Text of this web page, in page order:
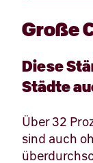
Große
Diese
Städte
Über 32
sind auch